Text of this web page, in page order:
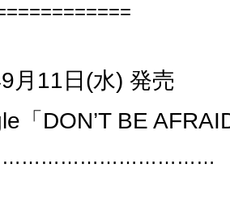
月 11 日(水) 発売
「 DON’T BE